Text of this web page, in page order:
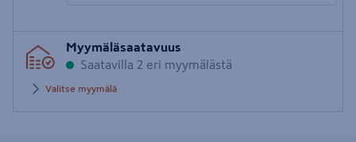
postinumero
Myymäläsaatavuus
Saatavilla 2 eri myymälästä
Valitse myymälä